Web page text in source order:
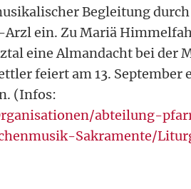
Begleitung durch
ein. Zu Mariä
eine Almandacht bei der
feiert am 13. September
(Infos:
abteilung-
Sakramente/